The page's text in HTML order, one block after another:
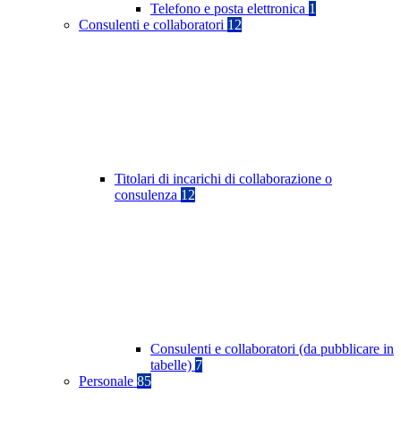
Telefono e posta elettronica 1
Consulenti e collaboratori 12
Titolari di incarichi di collaborazione o
consulenza 12
Consulenti e collaboratori (da pubblicare in
tabelle) 7
Personale 85